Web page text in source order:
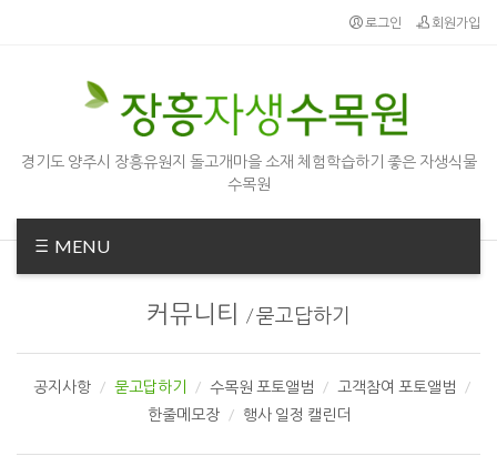
로그인 회원가입
경기도 양주시 장흥유원지 돌고개마을 소재 체험학습하기 좋은 자생식물
수목원
MENU
커뮤니티 /묻고답하기
공지사항 묻고답하기 수목원 포토앨범
고객참여 포토앨범
한줄메모장
행사 일정 캘린더